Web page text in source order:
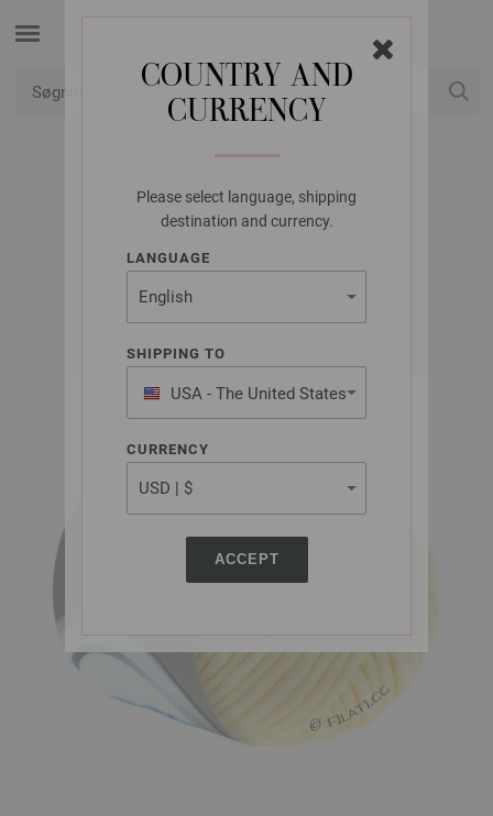
COUNTRY AND
CURRENCY
Please select language, shipping
destination and currency.
LANGUAGE
SHIPPING TO
USA - The United States
of America
CURRENCY
ACCEPT
LANA GROSSA
FELTRO